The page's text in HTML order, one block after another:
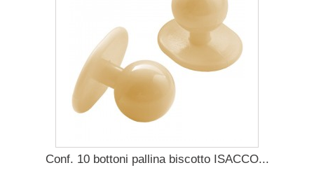
Conf. 10 bottoni pallina biscotto ISACCO...